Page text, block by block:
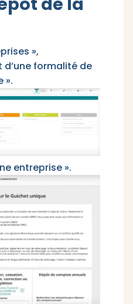
»,
d’une formalité de
».
entreprise ».